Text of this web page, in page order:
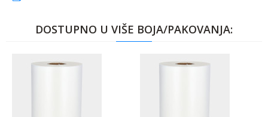
DOSTUPNO U VIŠE BOJA/PAKOVANJA: